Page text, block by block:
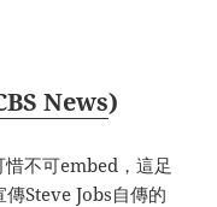
News)
不可embed，這足
Steve Jobs自傳的